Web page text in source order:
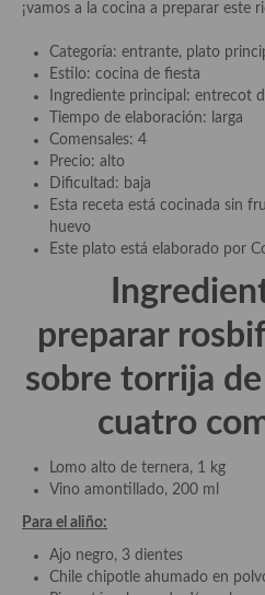
Cuscús
Huevos
Masas elaboradas con harina,
Plato principal
Aves
Carne
Pescado y Marisco
Postres con frutas
Recetas Especiales
Recetas maridadas con los
¡vamos a la cocina a preparar este
Categoría: entrante, plato
Estilo: cocina de fiesta
Ingrediente principal: entrecot
Tiempo de elaboración: larga
Comensales: 4
Precio: alto
Dificultad: baja
Esta receta está cocinada sin
huevo
Este plato está elaborado por
preparar
sobre torrija de
cuatro
Lomo alto de ternera, 1 kg
Vino amontillado, 200 ml
Para el aliño:
Ajo negro, 3 dientes
Chile chipotle ahumado en